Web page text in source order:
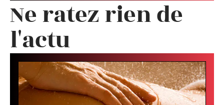
Ne ratez rien de
l'actu